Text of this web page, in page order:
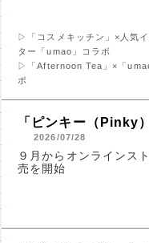
▷「コスメキッチン」×人気イ
ター「umao」コラボ
▷「Afternoon Tea」×「
ボ
「ピンキー（Pinky
2026/07/28
９月からオンラインス
売を開始